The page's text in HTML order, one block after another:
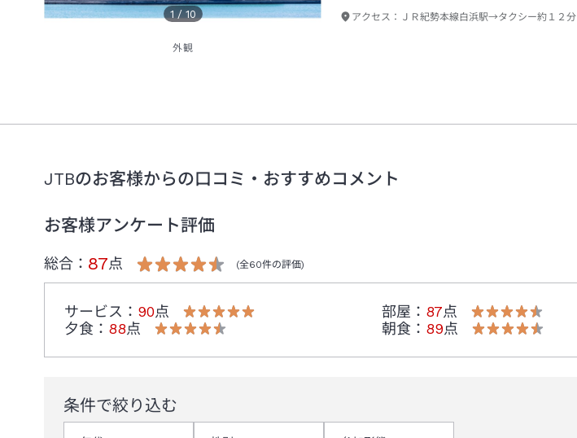
1 / 10
外観
アクセス： ＪＲ紀勢本線白浜駅→タクシー約１２分
JTBのお客様からの口コミ・おすすめコメント
お客様アンケート評価
総合： 87点 (全60件の評価)
サービス ： 90点 部屋 ： 87点
夕食 ： 88点 朝食 ： 89点
条件で絞り込む